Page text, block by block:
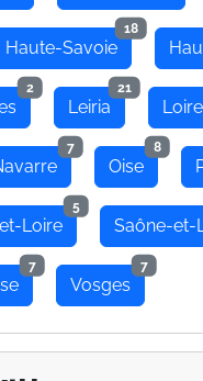
Haute-Savoie
18
2
Leiria
21
Loire
7
Oise
8
Loire
5
Saône-et-
7
Vosges
7